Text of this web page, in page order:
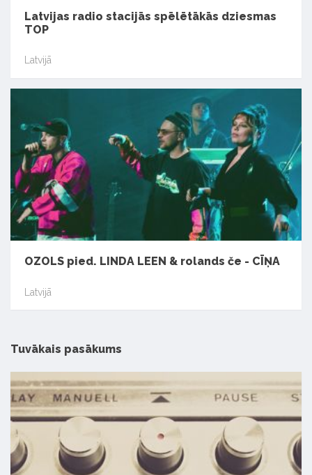
Latvijas radio stacijās spēlētākās dziesmas
TOP
Latvijā
OZOLS pied. LINDA LEEN & rolands če - CĪŅA
Latvijā
Tuvākais pasākums